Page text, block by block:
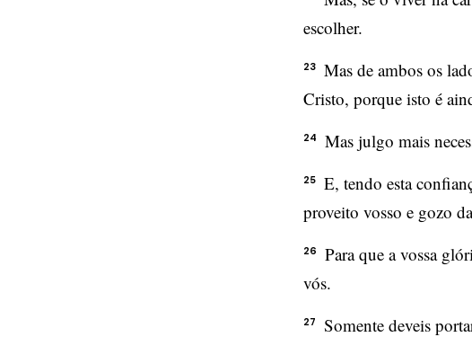
escolher.
23
Mas de ambos os
Cristo, porque isto é
24 Mas julgo mais
25
E, tendo esta
proveito vosso e gozo
26
Para que a vossa
vós.
27
Somente deveis